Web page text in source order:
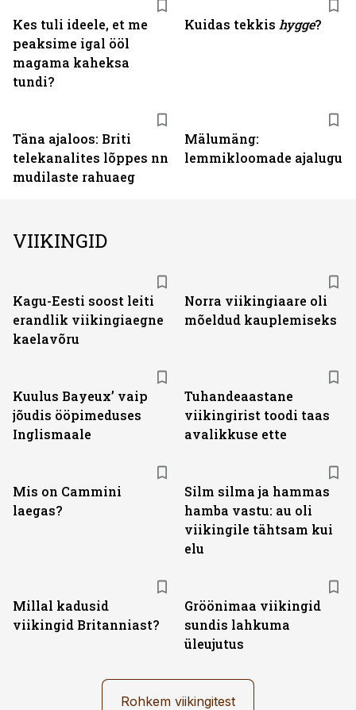
Kes tuli ideele, et me
peaksime igal ööl
magama kaheksa
tundi?
Kuidas tekkis hygge?
Täna ajaloos: Briti
telekanalites lõppes nn
mudilaste rahuaeg
Mälumäng:
lemmikloomade ajalugu
VIIKINGID
Kagu-Eesti soost leiti
erandlik viikingiaegne
kaelavõru
Norra viikingiaare oli
mõeldud kauplemiseks
Kuulus Bayeux’ vaip
jõudis ööpimeduses
Inglismaale
Tuhandeaastane
viikingirist toodi taas
avalikkuse ette
Mis on Cammini
laegas?
Silm silma ja hammas
hamba vastu: au oli
viikingile tähtsam kui
elu
Millal kadusid
viikingid Britanniast?
Gröönimaa viikingid
sundis lahkuma
üleujutus
Rohkem viikingitest